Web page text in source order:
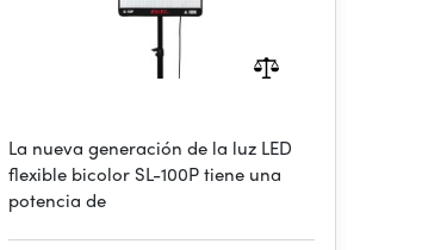
La nueva generación de la luz LED
flexible bicolor SL-100P tiene una
potencia de